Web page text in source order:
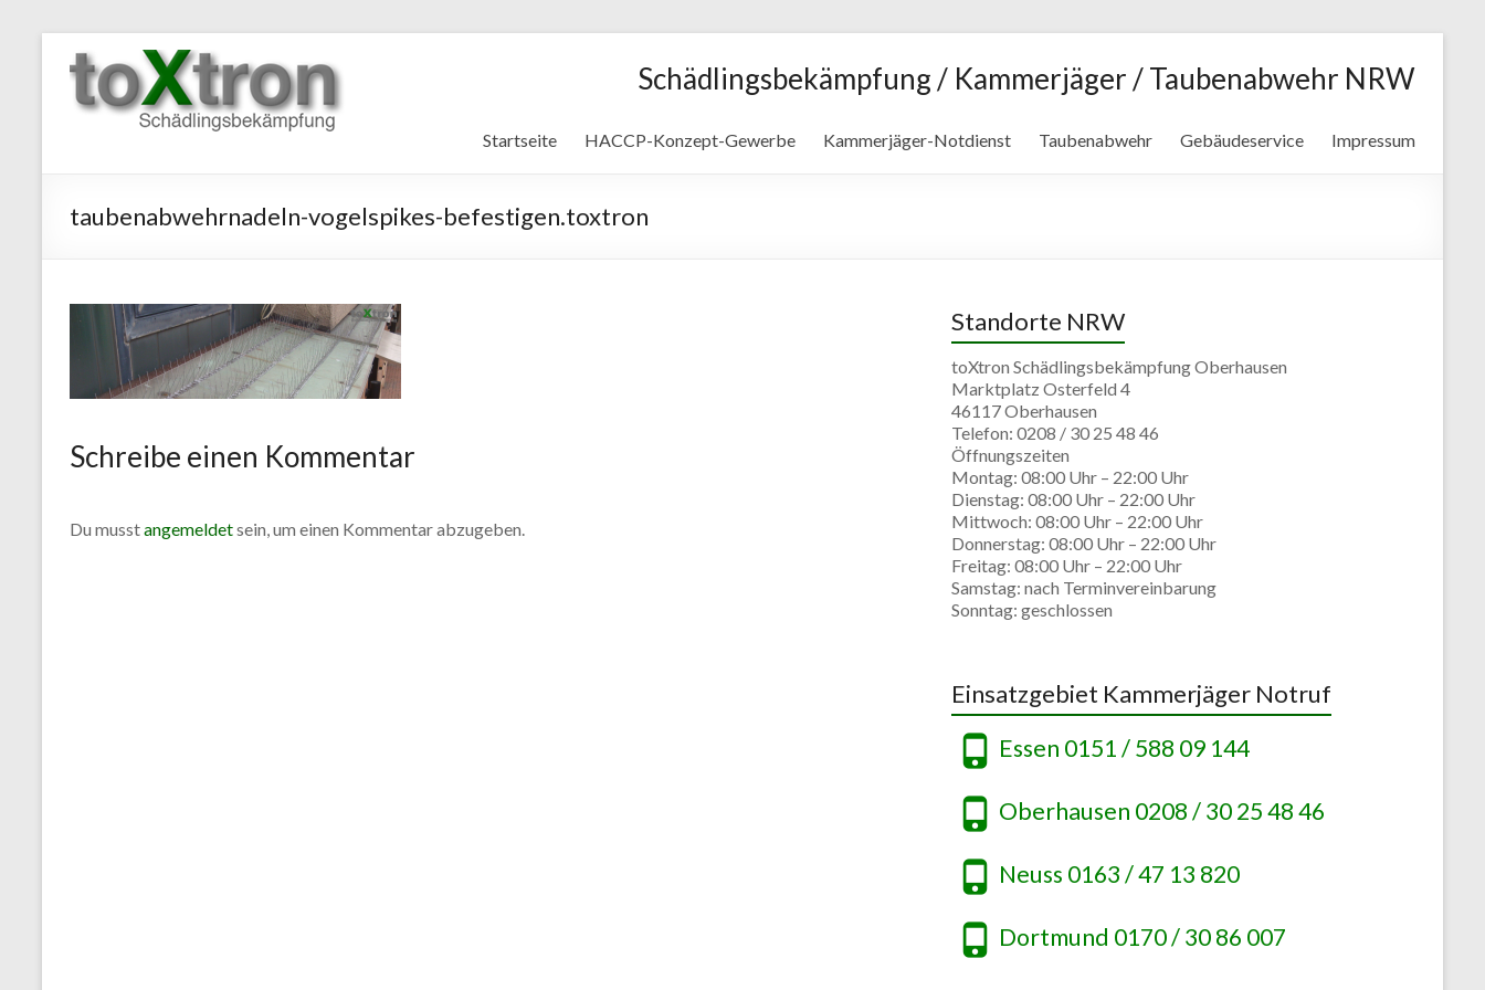
Inhalt
wechseln
toxtron
in
Oberhausen
NRW
Taubenabwehr,
Taubenvergrämung,
Kammerjäger
NRW
Schädlingsbekämpfung / Kammerjäger / Taubenabwehr NRW
Startseite HACCP-Konzept-Gewerbe Kammerjäger-Notdienst Taubenabwehr Gebäudeservice Impressum
taubenabwehrnadeln-vogelspikes-befestigen.toxtron
Schreibe einen Kommentar
Du musstangemeldetsein, um einen Kommentar abzugeben.
Standorte NRW
toXtron Schädlingsbekämpfung Oberhausen
Marktplatz Osterfeld 4
46117 Oberhausen
Telefon: 0208 / 30 25 48 46
Öffnungszeiten
Montag: 08:00 Uhr – 22:00 Uhr
Dienstag: 08:00 Uhr – 22:00 Uhr
Mittwoch: 08:00 Uhr – 22:00 Uhr
Donnerstag: 08:00 Uhr – 22:00 Uhr
Freitag: 08:00 Uhr – 22:00 Uhr
Samstag: nach Terminvereinbarung
Sonntag: geschlossen
Einsatzgebiet Kammerjäger Notruf
Essen 0151 / 588 09 144
Oberhausen 0208 / 30 25 48 46
Neuss 0163 / 47 13 820
Dortmund 0170 / 30 86 007